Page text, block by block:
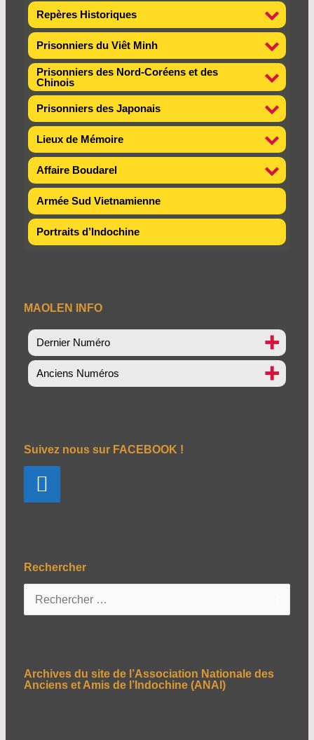
Repères Historiques
Prisonniers du Viêt Minh
Prisonniers des Nord-Coréens et des
Chinois
Prisonniers des Japonais
Lieux de Mémoire
Affaire Boudarel
Armée Sud Vietnamienne
Portraits d’Indochine
MAOLEN INFO
Dernier Numéro
Anciens Numéros
Suivez nous sur FACEBOOK !
Rechercher
rArchives du site de l’Association Nationale des
Anciens et Amis de l’Indochine (ANAI)